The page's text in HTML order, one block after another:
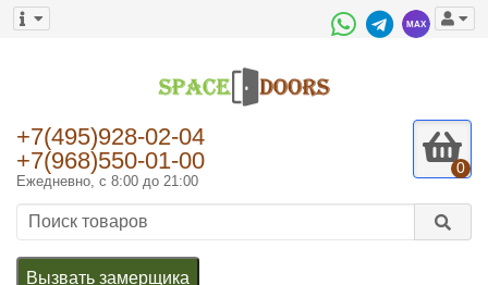
+7(495)928-02-04
+7(968)550-01-00
Ежедневно, с 8:00 до 21:00
0
Вызвать замерщика